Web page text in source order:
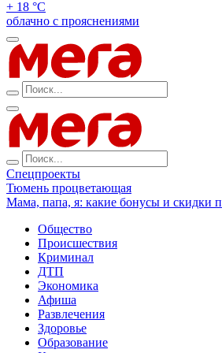
+ 18 °С
облачно с прояснениями
Спецпроекты
Тюмень процветающая
Мама, папа, я: какие бонусы и скидки
Общество
Происшествия
Криминал
ДТП
Экономика
Афиша
Развлечения
Здоровье
Образование